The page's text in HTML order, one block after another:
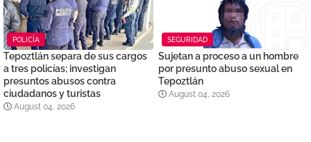
POLICÍA
Tepoztlán separa de sus cargos
a tres policías; investigan
presuntos abusos contra
ciudadanos y turistas
August 04, 2026
SEGURIDAD
Sujetan a proceso a un hombre
por presunto abuso sexual en
Tepoztlán
August 04, 2026